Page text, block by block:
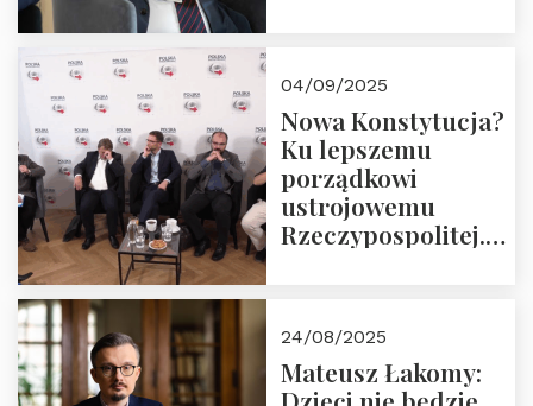
04/09/2025
Nowa Konstytucja?
Ku lepszemu
porządkowi
ustrojowemu
Rzeczypospolitej.
24/08/2025
Mateusz Łakomy: